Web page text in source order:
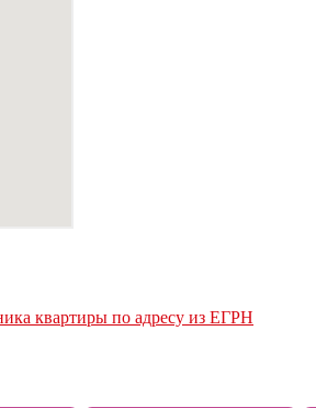
квартиры по адресу из ЕГРН